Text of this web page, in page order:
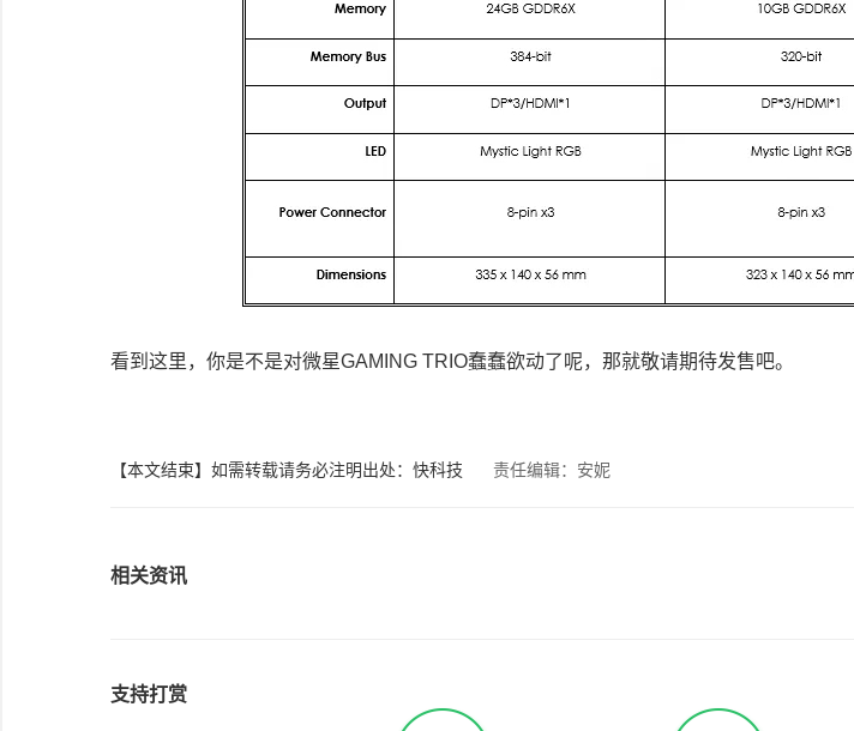
看到这里，你是不是对微星GAMING TRIO蠢蠢欲动了呢，那就敬请期待发售吧。
【本文结束】如需转载请务必注明出处：快科技 责任编辑：安妮
相关资讯
支持打赏